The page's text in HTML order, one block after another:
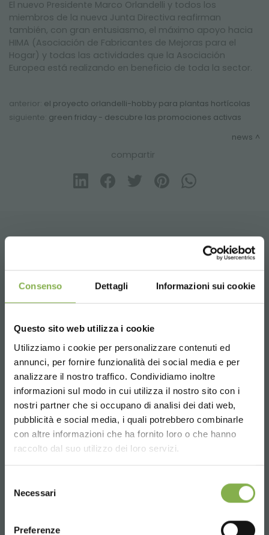
Consenso Dettagli Informazioni sui cookie
Questo sito web utilizza i cookie
Utilizziamo i cookie per personalizzare contenuti ed
annunci, per fornire funzionalità dei social media e per
analizzare il nostro traffico. Condividiamo inoltre
informazioni sul modo in cui utilizza il nostro sito con i
nostri partner che si occupano di analisi dei dati web,
pubblicità e social media, i quali potrebbero combinarle
con altre informazioni che ha fornito loro o che hanno
raccolto dal suo utilizzo dei loro servizi.
delNecessari
Preferenze
El nuevo Presidente Marco Orlandelli y todos los
miembros de la nueva Junta Directiva reafirman
también, con gran entusiasmo, el máximo apoyo hacia
HIMA (Asociación de Fabricantes de Mejoras para el
Hogar) y todas las actividades que la Asociación
Europea está realizando en beneficio de toda la sector.
anterior: el proyecto orlandelli-hobby para plantas hortícolas
siguiente: green friday - descubre las promociones activas
news
compartir
Choose the country you are in and your
language for a better browsing experience
Whatsapp
Información requerida
+39 3457719939
Email
Información requerida